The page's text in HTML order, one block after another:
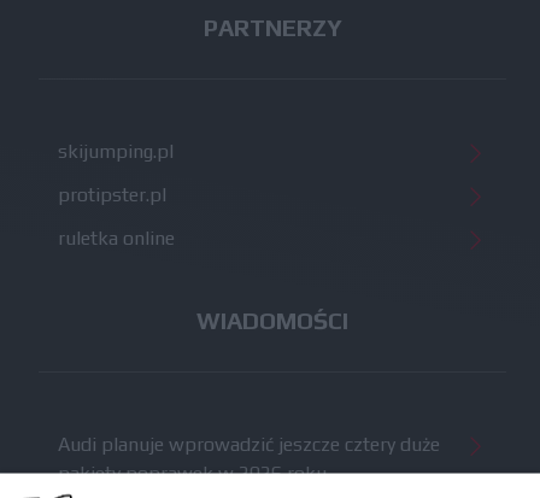
PARTNERZY
skijumping.pl
protipster.pl
ruletka online
WIADOMOŚCI
Audi planuje wprowadzić jeszcze cztery duże
pakiety poprawek w 2026 roku